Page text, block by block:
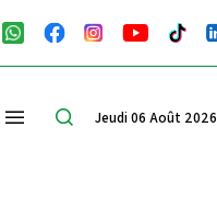
Jeudi 06 Août 2026